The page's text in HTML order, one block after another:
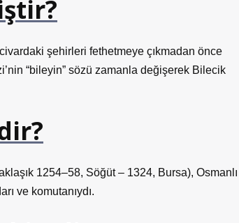
şehirleri fethetmeye çıkmadan önce
“bileyin” sözü zamanla değişerek Bilecik
ve komutanıydı.